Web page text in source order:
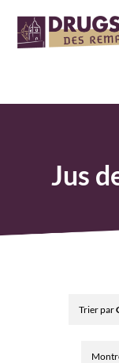
Passer
Jus
Trier par